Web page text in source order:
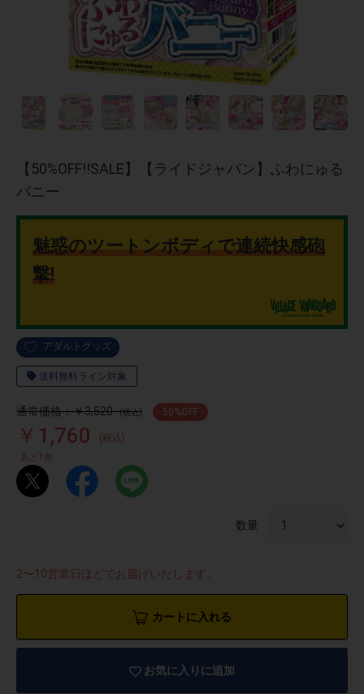
アダルトグッズ
送料無料ライン対象
【50%OFF!!SALE】【ライドジャパン】ふわにゅる
バニー
魅惑のツートンボディで連続快感砲
撃!
通常価格：￥3,520 (税込) 50%OFF
￥1,760 (税込)
あと 1 個
数量
2〜10営業日ほどでお届けいたします。
カートに入れる
お気に入りに追加
アダルトグ